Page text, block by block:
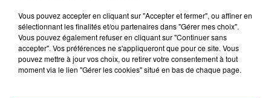
Vous pouvez accepter en cliquant sur "Accepter et fermer", ou affiner en
sélectionnant les finalités et/ou partenaires dans "Gérer mes choix".
Vous pouvez également refuser en cliquant sur "Continuer sans
accepter". Vos préférences ne s'appliqueront que pour ce site. Vous
pouvez mettre à jour vos choix, ou retirer votre consentement à tout
moment via le lien "Gérer les cookies" situé en bas de chaque page.